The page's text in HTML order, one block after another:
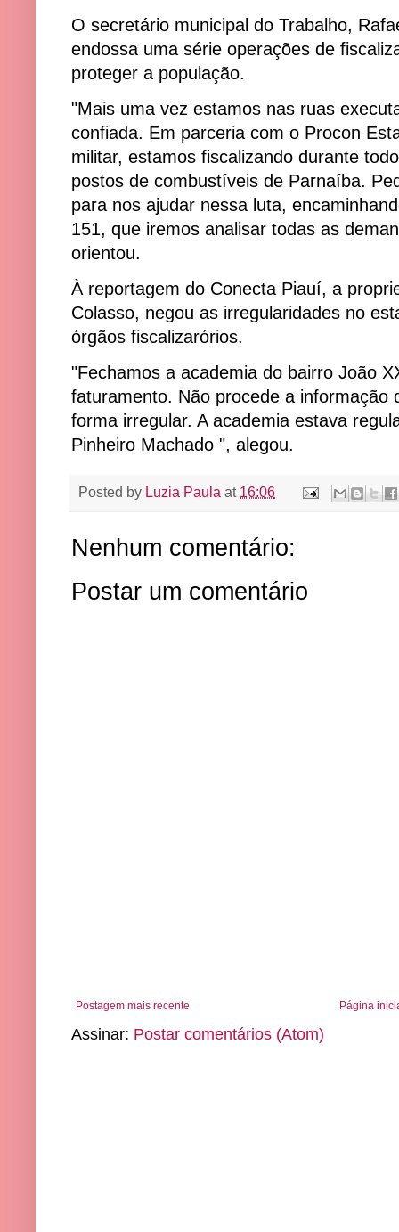
O secretário municipal do Trabalho,
endossa uma série operações de
proteger a população.
"Mais uma vez estamos nas ruas
confiada. Em parceria com o Procon
militar, estamos fiscalizando durante
postos de combustíveis de Parnaíba.
para nos ajudar nessa luta,
151, que iremos analisar todas as
orientou.
À reportagem do Conecta Piauí, a
Colasso, negou as irregularidades no
órgãos fiscalizarórios.
"Fechamos a academia do bairro João
faturamento. Não procede a informação
forma irregular. A academia estava
Pinheiro Machado ", alegou.
Posted by Luzia Paula at 16:06
Nenhum comentário:
Postar um comentário
Postagem mais recente Página
Assinar: Postar comentários (Atom)